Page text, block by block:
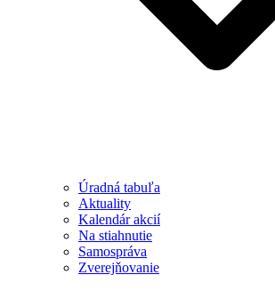
Úradná tabuľa
Aktuality
Kalendár akcií
Na stiahnutie
Samospráva
Zverejňovanie